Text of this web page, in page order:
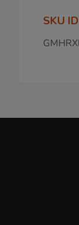
SKU ID